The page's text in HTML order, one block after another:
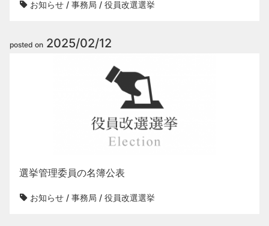
お知らせ / 事務局 / 役員改選選挙
posted on 2025/02/12
選挙管理委員の名簿公表
お知らせ / 事務局 / 役員改選選挙